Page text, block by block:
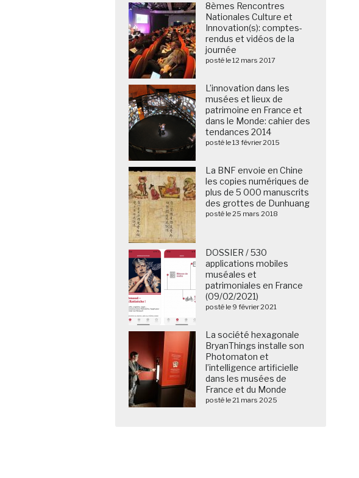
8èmes Rencontres
Nationales Culture et
Innovation(s): comptes-
rendus et vidéos de la
journée
posté le 12 mars 2017
L’innovation dans les
musées et lieux de
patrimoine en France et
dans le Monde: cahier des
tendances 2014
posté le 13 février 2015
La BNF envoie en Chine
les copies numériques de
plus de 5 000 manuscrits
des grottes de Dunhuang
posté le 25 mars 2018
DOSSIER / 530
applications mobiles
muséales et
patrimoniales en France
(09/02/2021)
posté le 9 février 2021
La société hexagonale
BryanThings installe son
Photomaton et
l’intelligence artificielle
dans les musées de
France et du Monde
posté le 21 mars 2025